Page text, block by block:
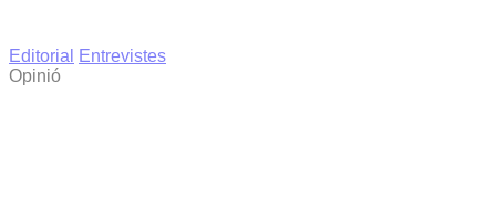
Editorial
Entrevistes
Opinió